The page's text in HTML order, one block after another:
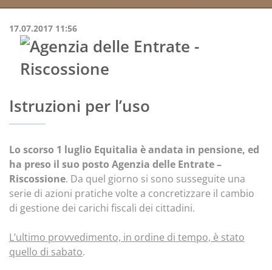
17.07.2017 11:56
Istruzioni per l’uso
Lo scorso 1 luglio Equitalia è andata in pensione, ed
ha preso il suo posto Agenzia delle Entrate –
Riscossione. Da quel giorno si sono susseguite una
serie di azioni pratiche volte a concretizzare il cambio
di gestione dei carichi fiscali dei cittadini.
L’ultimo provvedimento, in ordine di tempo, è stato
quello di sabato.